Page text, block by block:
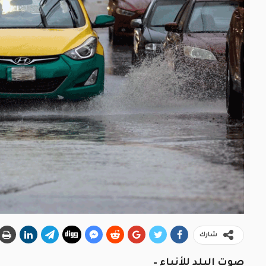
شارك
صوت البلد للأنباء –